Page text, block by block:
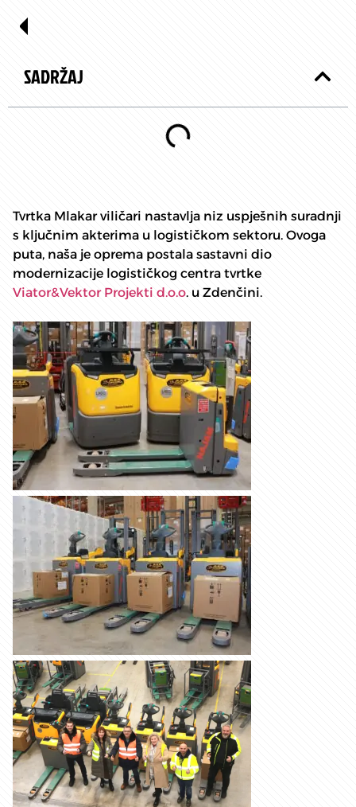
SADRŽAJ
Tvrtka Mlakar viličari nastavlja niz uspješnih suradnji
s ključnim akterima u logističkom sektoru. Ovoga
puta, naša je oprema postala sastavni dio
modernizacije logističkog centra tvrtke
Viator&Vektor Projekti d.o.o. u Zdenčini.